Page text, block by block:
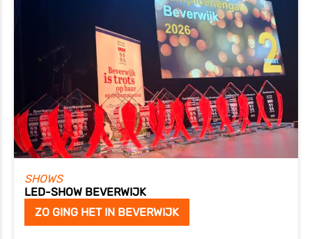
SHOWS
LED-SHOW BEVERWIJK
ZO GING HET IN BEVERWIJK